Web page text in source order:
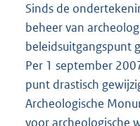
Sinds de
beheer van
beleidsuitgangspunt
Per 1 september
punt drastisch
Archeologische
voor archeologische